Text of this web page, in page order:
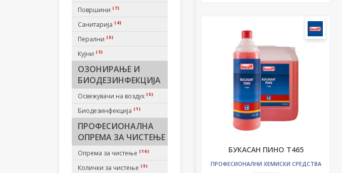
Површини (7)
Санитарија (4)
Перални (5)
Кујни (3)
ОЗОНИРАЊЕ И
БИОДЕЗИНФЕКЦИЈА
Освежувачи на воздух (5)
Биодезинфекција (1)
ПРОФЕСИОНАЛНА
ОПРЕМА ЗА ЧИСТЕЊЕ
Опрема за чистење (16)
Колички за чистење (5)
БУКАСАН ПИНО T465
ПРОФЕСИОНАЛНИ ХЕМИСКИ СРЕДСТВА